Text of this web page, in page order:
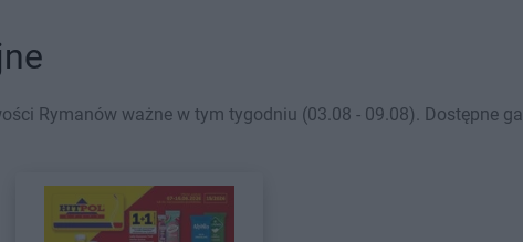
Rymanów ważne w tym tygodniu (03.08 - 09.08). Dostępne